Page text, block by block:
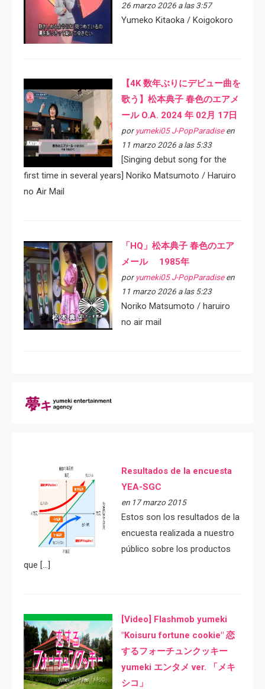
26 marzo 2026 a las 3:57
Yumeko Kitaoka / Koigokoro
【4K 数年ぶりにデビュー曲を
歌う】松本典子 春色のエアメ
ール O.A. 2024 年 02月 17日
por yumeki05 J-PopParadiseen
11 marzo 2026 a las 5:33
[Singing debut song for the
first time in several years] Noriko Matsumoto / Haruiro
no Air Mail
「HQ」松本典子 春色のエア
メール 1985年
por yumeki05 J-PopParadiseen
11 marzo 2026 a las 5:23
Noriko Matsumoto / haruiro
no air mail
Resultados de la encuesta
YEA-SGC
en 17 marzo 2015
Estos son los resultados de la
encuesta realizada a nuestro
público sobre los productos
que […]
[Video] Flashmob yumeki
"Koisuru fortune cookie" 恋
するフォーチュンクッキー
yumeki エンタメ ver. 「メキ
シコ」